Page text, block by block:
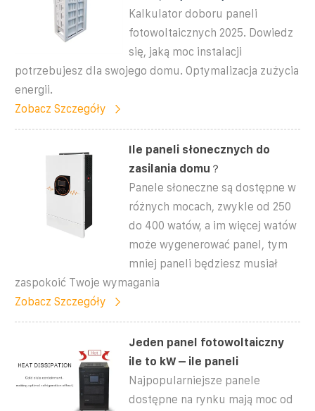
Kalkulator doboru paneli
fotowoltaicznych 2025. Dowiedz
się, jaką moc instalacji
potrzebujesz dla swojego domu. Optymalizacja zużycia
energii.
Zobacz Szczegóły
Ile paneli słonecznych do
zasilania domu？
Panele słoneczne są dostępne w
różnych mocach, zwykle od 250
do 400 watów, a im więcej watów
może wygenerować panel, tym
mniej paneli będziesz musiał
zaspokoić Twoje wymagania
Zobacz Szczegóły
Jeden panel fotowoltaiczny
ile to kW – ile paneli
Najpopularniejsze panele
dostępne na rynku mają moc od